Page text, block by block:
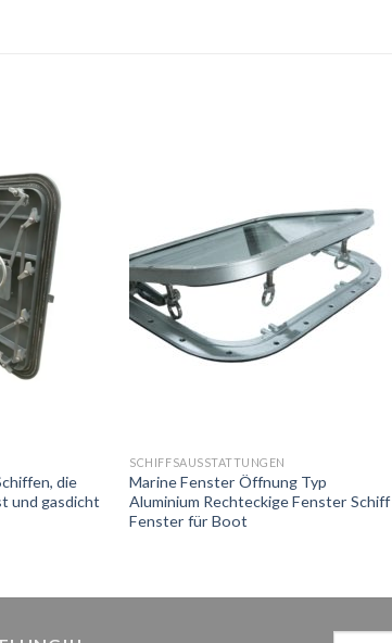
die
und gasdicht
SCHIFFSAUSSTATTUNGEN
Marine Fenster Öffnung Typ
Aluminium Rechteckige Fenster Schiff
Fenster für Boot